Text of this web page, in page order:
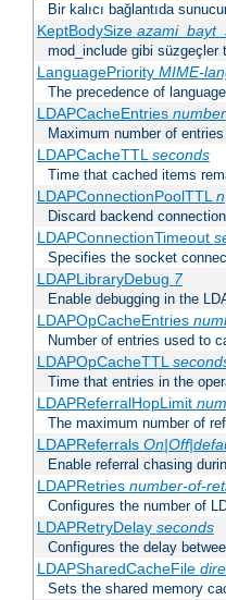
Bir kalıcı bağlantıda
KeptBodySize
mod_include gibi süzgeçler
LanguagePriority MIME-
The precedence of
LDAPCacheEntries number
Maximum number of
LDAPCacheTTLseconds
Time that cached items
LDAPConnectionPoolTTLn
Discard backend
LDAPConnectionTimeout
Specifies the socket
LDAPLibraryDebug 7
Enable debugging in the
LDAPOpCacheEntries
Number of entries used to
LDAPOpCacheTTL
Time that entries in the
LDAPReferralHopLimit
The maximum number of
LDAPReferrals
Enable referral chasing
LDAPRetries number-of-
Configures the number of
LDAPRetryDelay seconds
Configures the delay
LDAPSharedCacheFile
Sets the shared memory